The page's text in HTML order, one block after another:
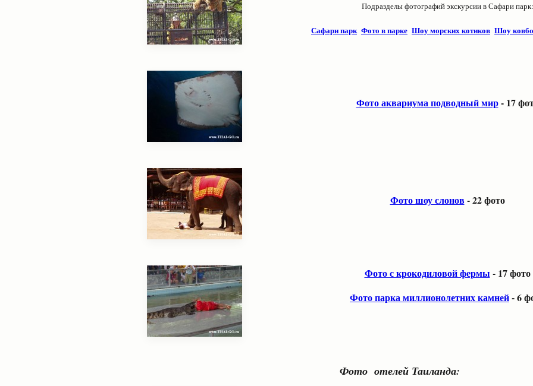
Подразделы фотографий экскурсии в Сафари парк:
Сафари парк Фото в парке Шоу морских котиков Шоу
Фото аквариума подводный мир- 17
Фото шоу слонов- 22 фото
Фото с крокодиловой фермы - 17 фото
Фото парка миллионолетних камней- 6
Фото отелей Таиланда: